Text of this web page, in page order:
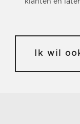
klanten en
Ik wil